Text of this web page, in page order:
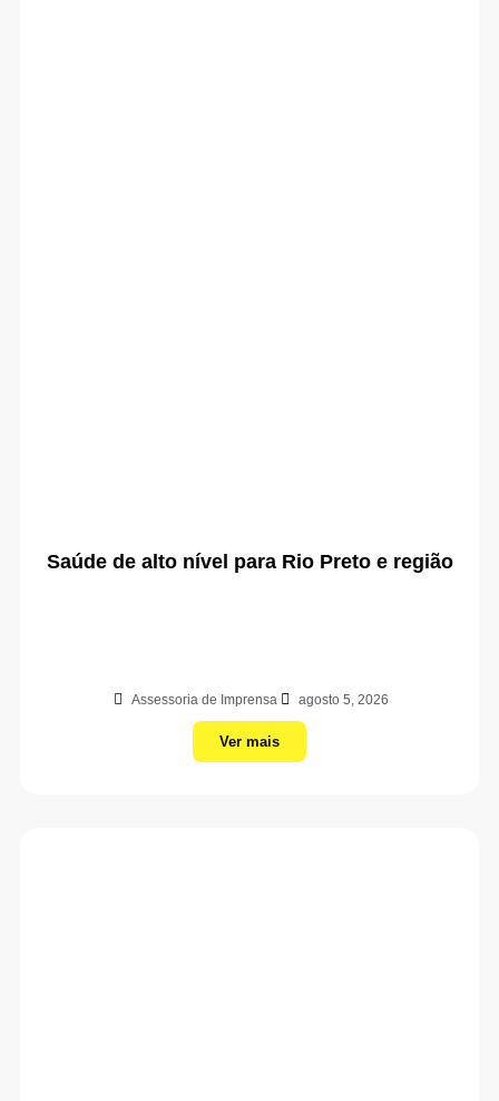
Saúde de alto nível para Rio Preto e região
Assessoria de Imprensa agosto 5, 2026
Ver mais